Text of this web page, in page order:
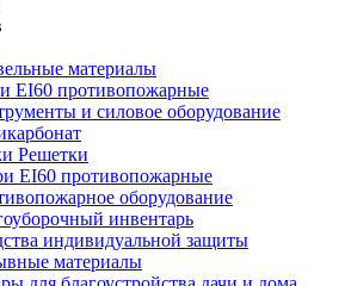
материалы
EI60 противопожарные
и силовое оборудование
Решетки
EI60 противопожарные
оборудование
инвентарь
индивидуальной защиты
материалы